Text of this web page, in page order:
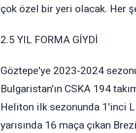
çok özel bir yeri olacak. Her
2.5 YIL FORMA GİYDİ
Göztepe'ye 2023-2024
Bulgaristan'ın CSKA 194
Heliton ilk sezonunda 1'inci
yarısında 16 maça çıkan